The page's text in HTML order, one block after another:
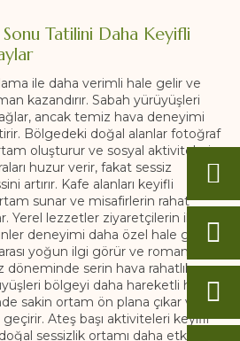
Tatilini Daha Keyifli
ile daha verimli hale gelir ve
kazandırır. Sabah yürüyüşleri
ancak temiz hava deneyimi
Bölgedeki doğal alanlar fotoğraf
oluşturur ve sosyal aktiviteleri
huzur verir, fakat sessiz
artırır. Kafe alanları keyifli
sunar ve misafirlerin rahat
Yerel lezzetler ziyaretçilerin ilgisini
deneyimi daha özel hale getirir.
yoğun ilgi görür ve romantik
döneminde serin hava rahatlık
bölgeyi daha hareketli hale
sakin ortam ön plana çıkar ve
Ateş başı aktiviteleri keyifli
sessizlik ortamı daha etkileyici